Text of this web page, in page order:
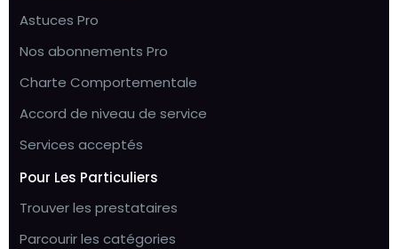
Astuces Pro
Nos abonnements Pro
Charte Comportementale
Accord de niveau de service
Services acceptés
Pour Les Particuliers
Trouver les prestataires
Parcourir les catégories